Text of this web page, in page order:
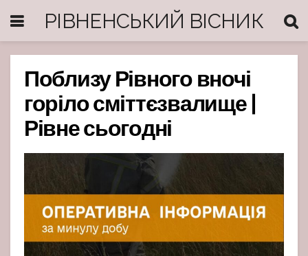
РІВНЕНСЬКИЙ ВІСНИК
Поблизу Рівного вночі
горіло сміттєзвалище |
Рівне сьогодні